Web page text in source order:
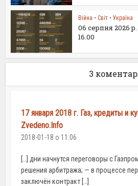
Війна • Світ • Україна
06 серпня 2026
16.00
3
17 января 2018 г. Газ, кредиты и
Zvedeno.Info
2018-01-18 о 11:06
[…] дни начнутся переговоры с
решения арбитража; — в процессе
заключён контракт […]